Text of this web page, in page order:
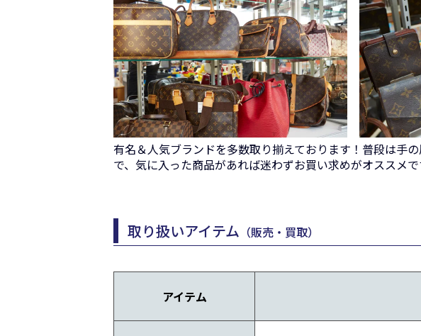
有名＆人気ブランドを多数取り揃えております！普段は手
で、気に入った商品があれば迷わずお買い求めがオススメで
取り扱いアイテム （販売・買取）
アイテム